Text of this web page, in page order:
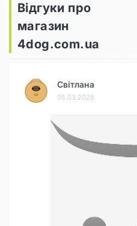
Відгуки про
магазин
4dog.com.ua
Світлана
05.03.2026